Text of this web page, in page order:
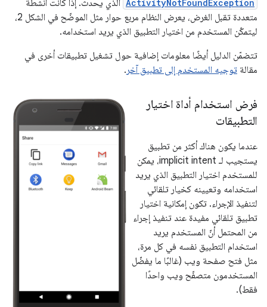
ActivityNotFoundException الذي يحدث. إذا كانت أنشطة
متعددة تقبل الغرض، يعرض النظام مربع حوار مثل الموضّح في الشكل 2،
ليتمكّن المستخدم من اختيار التطبيق الذي يريد استخدامه.
تتضمّن الدليل أيضًا معلومات إضافية حول تشغيل تطبيقات أخرى في
مقالة توجيه المستخدم إلى تطبيق آخر .
فرض استخدام أداة اختيار
التطبيقات
عندما يكون هناك أكثر من تطبيق
يستجيب لـ implicit intent، يمكن
للمستخدم اختيار التطبيق الذي يريد
استخدامه وتعيينه كخيار تلقائي
لتنفيذ الإجراء. تكون إمكانية اختيار
تطبيق تلقائي مفيدة عند تنفيذ إجراء
من المحتمل أنّ المستخدم يريد
استخدام التطبيق نفسه في كل مرة،
مثل فتح صفحة ويب (غالبًا ما يفضّل
المستخدمون متصفّح ويب واحدًا
فقط).